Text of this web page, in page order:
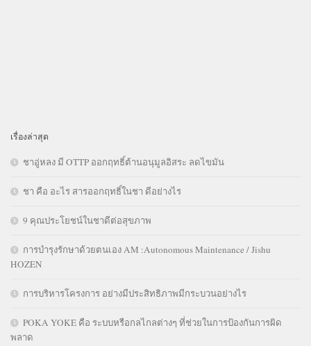
เรื่องล่าสุด
ชาอู่หลง มี OTTP ออกฤทธิ์ต้านอนุมูลอิสระ ลดไขมัน
ชา คือ อะไร สารออกฤทธิ์ในชา ดีอย่างไร
9 คุณประโยชน์ในชาดีต่อสุขภาพ
การบำรุงรักษาด้วยตนเอง AM :Autonomous Maintenance / Jishu
HOZEN
การบริหารโครงการ อย่างมีประสิทธิภาพมีกระบวนอย่างไร
POKA YOKE คือ ระบบหรือกลไกลต่างๆ ที่ช่วยในการป้องกันการผิด
พลาด